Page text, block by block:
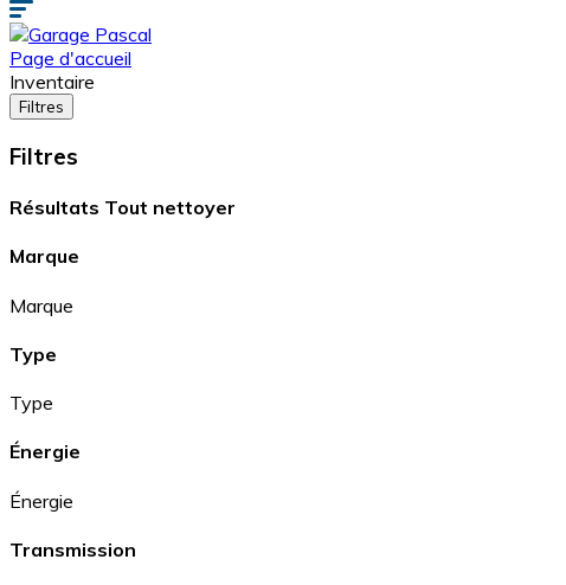
Page d'accueil
Inventaire
Filtres
Filtres
Résultats Tout nettoyer
Marque
Marque
Type
Type
Énergie
Énergie
Transmission